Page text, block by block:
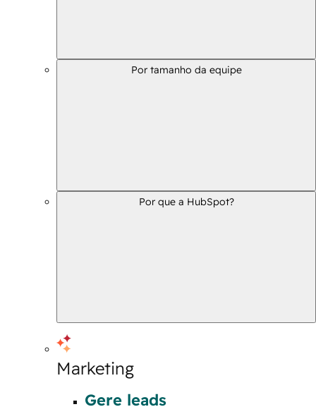
Por tamanho da equipe
Por que a HubSpot?
Marketing
Gere leads